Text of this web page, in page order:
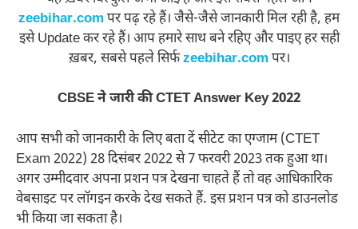
zeebihar.com पर पढ़ रहे हैं। जैसे-जैसे जानकारी मिल रही है, हम
इसे Update कर रहे हैं। आप हमारे साथ बने रहिए और पाइए हर सही
ख़बर, सबसे पहले सिर्फzeebihar.com पर।
CBSE ने जारी की CTET Answer Key 2022
आप सभी को जानकारी के लिए बता दें सीटेट का एग्जाम (CTET
Exam 2022) 28 दिसंबर 2022 से 7 फरवरी 2023 तक हुआ था।
अगर उम्मीदवार अपना प्रशन पत्र देखना चाहते हैं तो वह आधिकारिक
वेबसाइट पर लॉगइन करके देख सकते हैं. इस प्रशन पत्र को डाउनलोड
भी किया जा सकता है।